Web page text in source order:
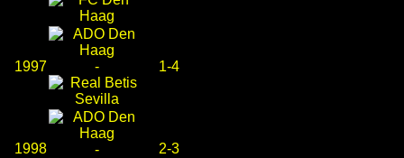
1997 - 1-4
1998 - 2-3